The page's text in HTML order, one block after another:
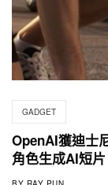
GADGET
OpenAI獲迪士
角色生成AI短片